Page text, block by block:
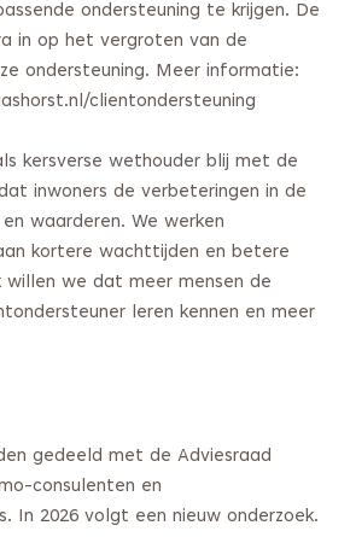
ondersteuning te krijgen. De
in op het vergroten van de
ondersteuning. Meer informatie:
clientondersteuning
kersverse wethouder blij met de
inwoners de verbeteringen in de
waarderen. We werken
kortere wachttijden en betere
willen we dat meer mensen de
leren kennen en meer
gedeeld met de Adviesraad
consulenten en
In 2026 volgt een nieuw onderzoek.